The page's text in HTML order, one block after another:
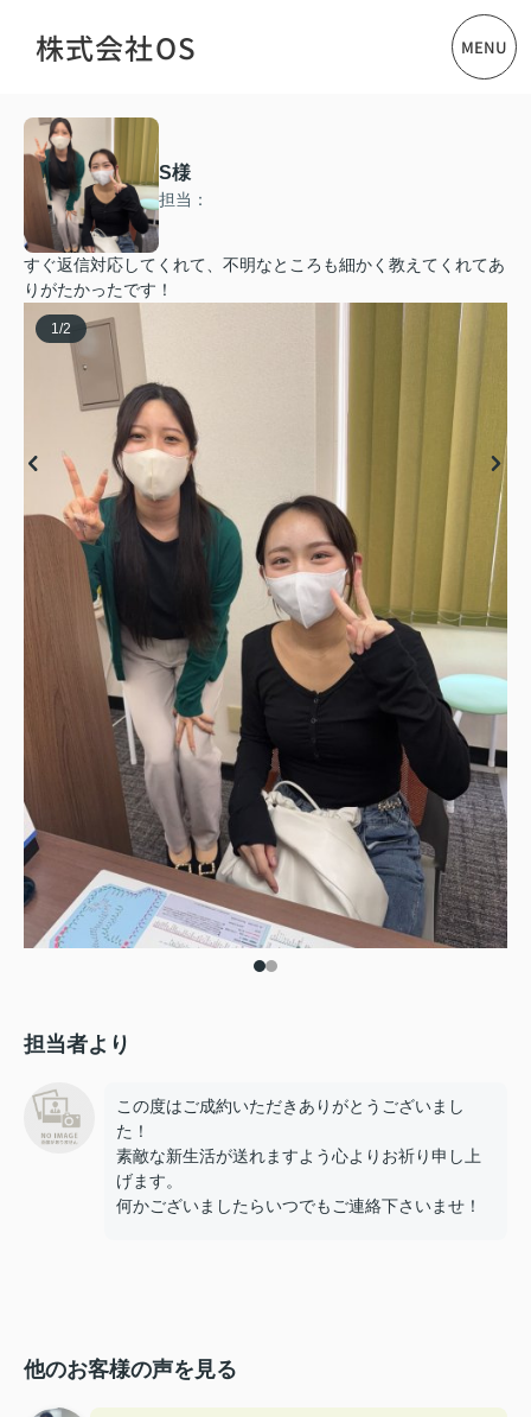
株式会社OS MENU
S様
担当：
すぐ返信対応してくれて、不明なところも細かく教えてくれてあ
りがたかったです！
1/2
担当者より
この度はご成約いただきありがとうございまし
た！
素敵な新生活が送れますよう心よりお祈り申し上
げます。
何かございましたらいつでもご連絡下さいませ！
他のお客様の声を見る